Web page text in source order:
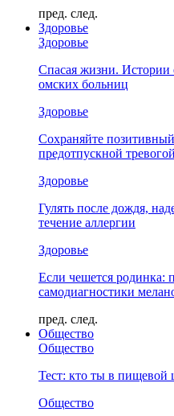
пред. след.
Здоровье
Здоровье
Спасая жизни. Истории
омских больниц
Здоровье
Сохраняйте
предотпускной тревогой
Здоровье
Гулять после дождя,
течение аллергии
Здоровье
Если чешется родинка:
самодиагностики
пред. след.
Общество
Общество
Тест: кто ты в пищевой
Общество